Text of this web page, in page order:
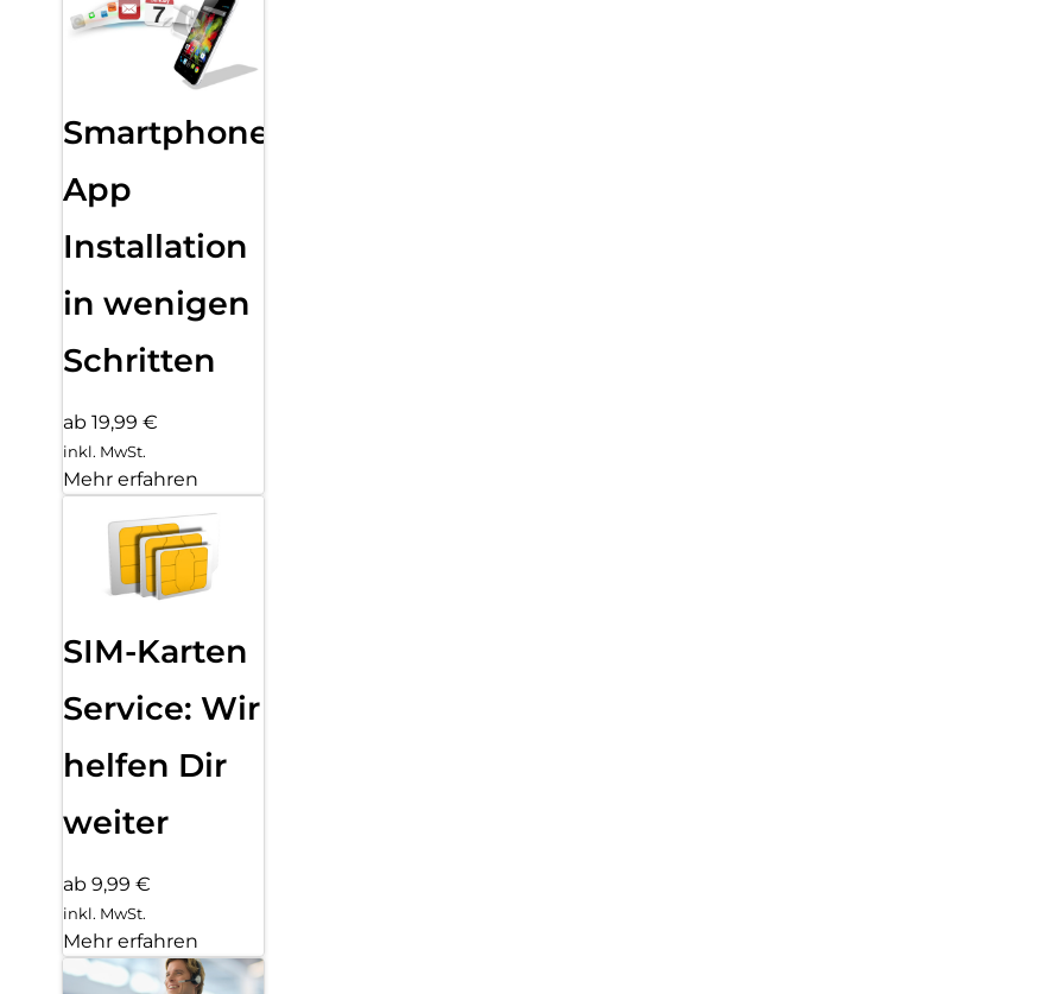
Smartphone
App
Installation
in wenigen
Schritten
ab 19,99 €
inkl. MwSt.
Mehr erfahren
SIM-Karten
Service: Wir
helfen Dir
weiter
ab 9,99 €
inkl. MwSt.
Mehr erfahren